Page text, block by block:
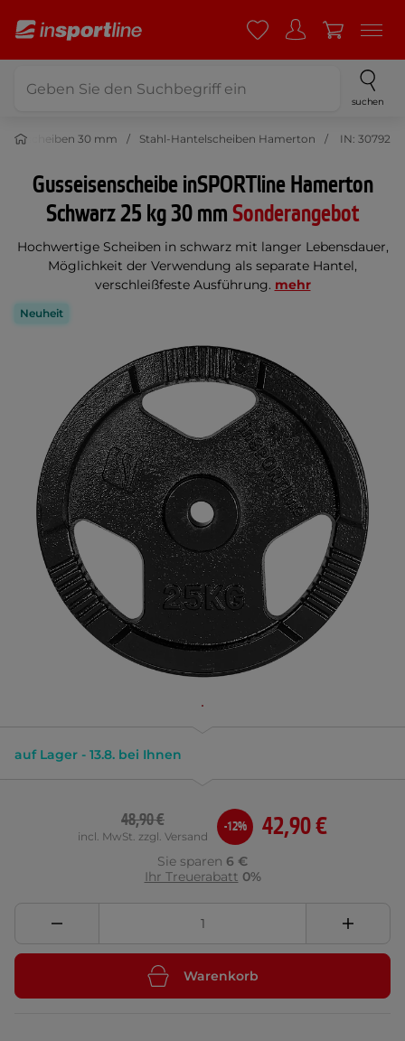
suchen
30 mm Stahl-Hantelscheiben Hamerton IN: 30792
Gusseisenscheibe inSPORTline Hamerton
Schwarz 25 kg 30 mmSonderangebot
Hochwertige Scheiben in schwarz mit langer Lebensdauer,
Möglichkeit der Verwendung als separate Hantel,
verschleißfeste Ausführung. mehr
Neuheit
auf Lager - 13.8. bei Ihnen
42,90 €
48,90 €
incl. MwSt. zzgl. Versand
-12%
Sie sparen 6 €
Ihr Treuerabatt 0%
Warenkorb